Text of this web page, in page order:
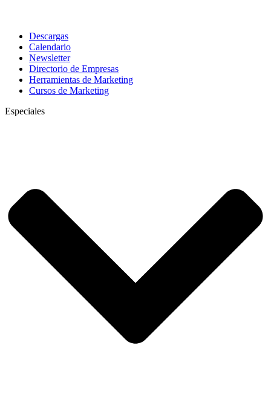
Descargas
Calendario
Newsletter
Directorio de Empresas
Herramientas de Marketing
Cursos de Marketing
Especiales